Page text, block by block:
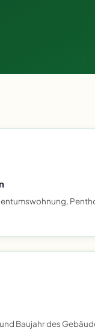
Baujahr des